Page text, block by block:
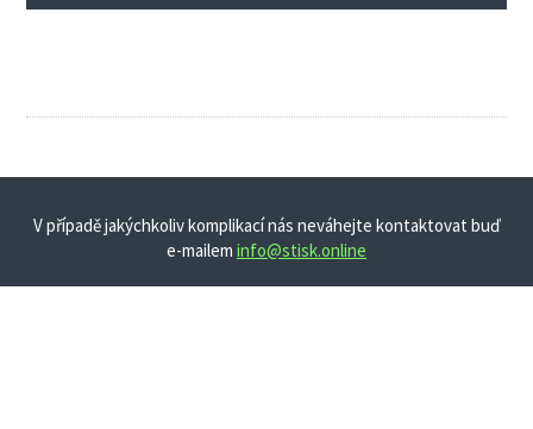
V případě jakýchkoliv komplikací nás neváhejte kontaktovat buď
e-mailem info@stisk.online